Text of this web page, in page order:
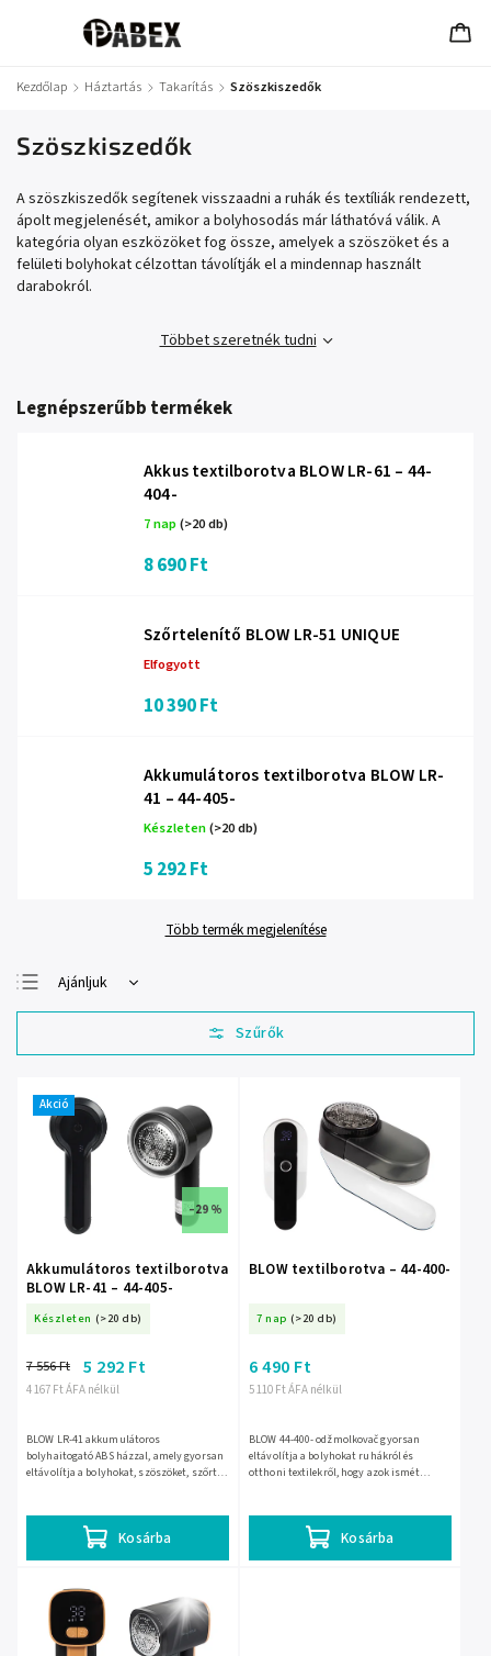
Kezdőlap / Háztartás / Takarítás / Szöszkiszedők
Szöszkiszedők
A szöszkiszedők segítenek visszaadni a ruhák és textíliák rendezett,
ápolt megjelenését, amikor a bolyhosodás már láthatóvá válik. A
kategória olyan eszközöket fog össze, amelyek a szöszöket és a
felületi bolyhokat célzottan távolítják el a mindennap használt
darabokról.
Többet szeretnék tudni
Legnépszerűbb termékek
Akkus textilborotva BLOW LR-61 – 44-
404-
7 nap(>20 db)
8 690 Ft
Szőrtelenítő BLOW LR-51 UNIQUE
Elfogyott
10 390 Ft
Akkumulátoros textilborotva BLOW LR-
41 – 44-405-
Készleten(>20 db)
5 292 Ft
Több termék megjelenítése
Ajánljuk
Legolcsóbb elöl
Legdrágább
termékek
ABC szerint
Akció
–29 %
Akkumulátoros textilborotva
BLOW LR-41 – 44-405-
Készleten (>20 db)
4 167 Ft ÁFA nélkül
7 556 Ft 5 292 Ft
Kosárba
BLOW LR-41 akkumulátoros
bolyhaitogató ABS házzal, amely gyorsan
eltávolítja a bolyhokat, szöszöket, szőrt
BLOW textilborotva – 44-400-
7 nap (>20 db)
5 110 Ft ÁFA nélkül
6 490 Ft
Kosárba
BLOW 44-400- odžmolkovač gyorsan
eltávolítja a bolyhokat ruhákról és
otthoni textilekről, hogy azok ismét